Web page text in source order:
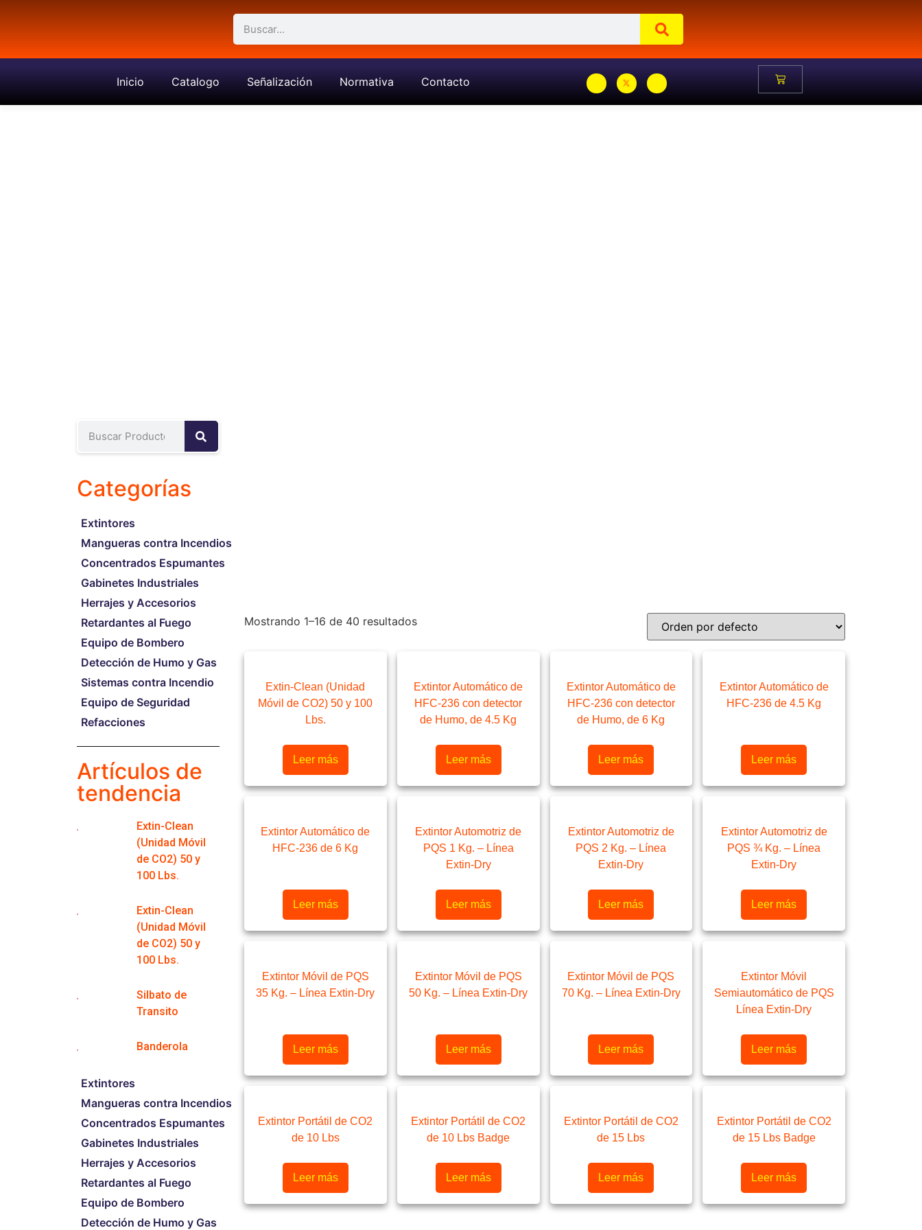
Inicio Catalogo Señalización Normativa Contacto
Categorías
Extintores
Mangueras contra Incendios
Concentrados Espumantes
Gabinetes Industriales
Herrajes y Accesorios
Retardantes al Fuego
Equipo de Bombero
Detección de Humo y Gas
Sistemas contra Incendio
Equipo de Seguridad
Refacciones
Artículos de
tendencia
Extin-Clean
(Unidad Móvil
de CO2) 50 y
100 Lbs.
Extin-Clean
(Unidad Móvil
de CO2) 50 y
100 Lbs.
Silbato de
Transito
Banderola
Extintores
Mangueras contra Incendios
Concentrados Espumantes
Gabinetes Industriales
Herrajes y Accesorios
Retardantes al Fuego
Equipo de Bombero
Detección de Humo y Gas
Mostrando 1–16 de 40 resultados
Extin-Clean (Unidad
Móvil de CO2) 50 y 100
Lbs.
Leer más
Extintor Automático de
HFC-236 con detector
de Humo, de 4.5 Kg
Leer más
Extintor Automático de
HFC-236 con detector
de Humo, de 6 Kg
Leer más
Extintor Automático de
HFC-236 de 4.5 Kg
Leer más
Extintor Automático de
HFC-236 de 6 Kg
Leer más
Extintor Automotriz de
PQS 1 Kg. – Línea
Extin-Dry
Leer más
Extintor Automotriz de
PQS 2 Kg. – Línea
Extin-Dry
Leer más
Extintor Automotriz de
PQS ¾ Kg. – Línea
Extin-Dry
Leer más
Extintor Móvil de PQS
35 Kg. – Línea Extin-Dry
Leer más
Extintor Móvil de PQS
50 Kg. – Línea Extin-Dry
Leer más
Extintor Móvil de PQS
70 Kg. – Línea Extin-Dry
Leer más
Extintor Móvil
Semiautomático de PQS
Línea Extin-Dry
Leer más
Extintor Portátil de CO2
de 10 Lbs
Leer más
Extintor Portátil de CO2
de 10 Lbs Badge
Leer más
Extintor Portátil de CO2
de 15 Lbs
Leer más
Extintor Portátil de CO2
de 15 Lbs Badge
Leer más